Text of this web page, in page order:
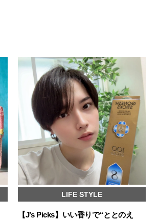
LIFE STYLE
【J’s Picks】いい香りで“ととのえ